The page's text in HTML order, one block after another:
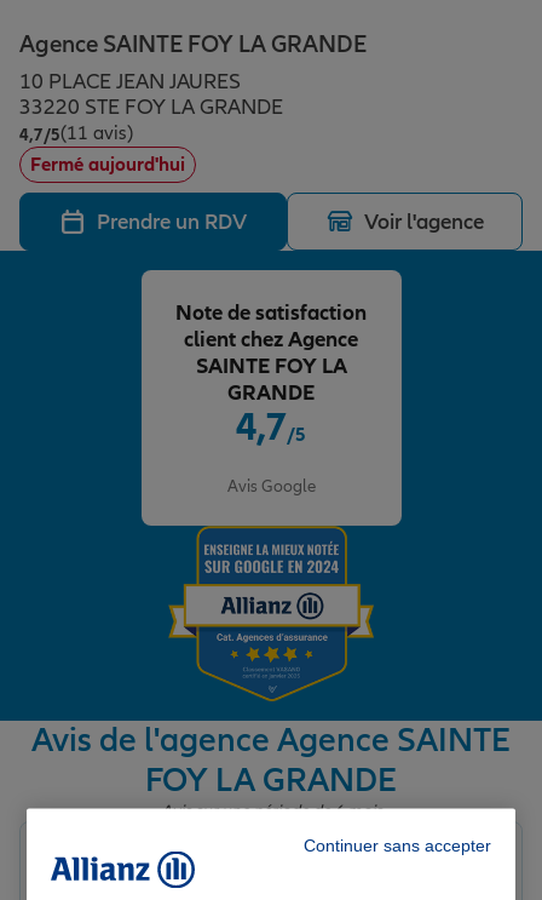
Assurance animal de compagnie
Protection juridique
Plan épargne retraite
Assurance vie
Placements financiers
Investissements immobiliers
Vos projets
Partir en vacances
Déménager
Changer de voiture
Préparer l’avenir
Conseil assurance
Garantie des accidents de la vie
Protection juridique
Retraite
Agence SAINTE FOY LA GRANDE
10 PLACE JEAN JAURES
33220 STE FOY LA GRANDE
4,7/5Note de 4.7 sur 5
(11 avis)
Fermé aujourd'hui
Prendre un RDV Voir l'agence
4,7/5
Avis Google
Note de satisfaction
client chez Agence
SAINTE FOY LA
GRANDE
Avis de l'agence Agence SAINTE
FOY LA GRANDE
Avis sur une période de 6 mois
Note de 5 sur 5
Rubio Continuer sans accepter